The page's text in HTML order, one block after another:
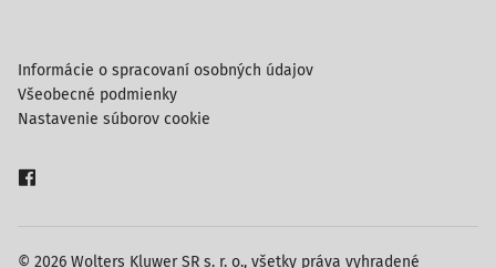
© 2026 Wolters Kluwer SR s. r. o., všetky práva vyhradené
Informácie o spracovaní osobných údajov
Všeobecné podmienky
Nastavenie súborov cookie